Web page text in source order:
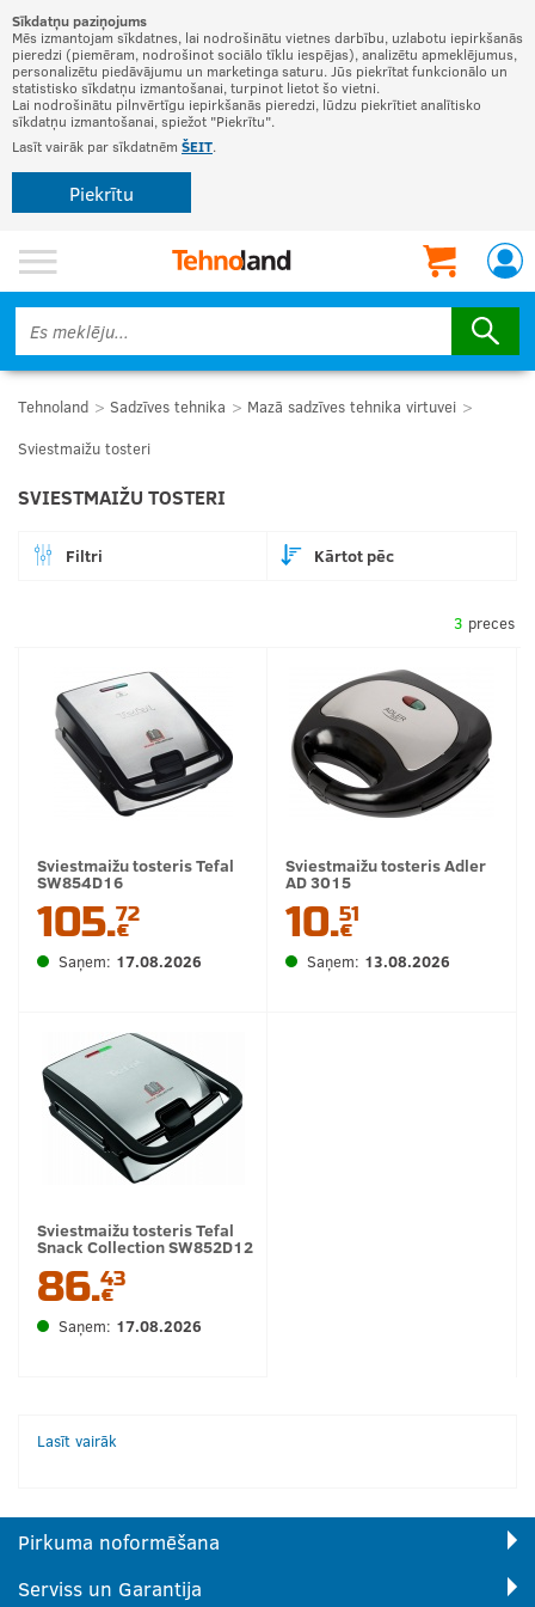
Sīkdatņu paziņojums
Mēs izmantojam sīkdatnes, lai nodrošinātu vietnes darbību, uzlabotu iepirkšanās
pieredzi (piemēram, nodrošinot sociālo tīklu iespējas), analizētu apmeklējumus,
personalizētu piedāvājumu un marketinga saturu. Jūs piekrītat funkcionālo un
statistisko sīkdatņu izmantošanai, turpinot lietot šo vietni.
Lai nodrošinātu pilnvērtīgu iepirkšanās pieredzi, lūdzu piekrītiet analītisko
sīkdatņu izmantošanai, spiežot "Piekrītu".
Lasīt vairāk par sīkdatnēm ŠEIT.
Piekrītu
Tehnoland Sadzīves tehnika
Mazā sadzīves tehnika virtuvei
Sviestmaižu tosteri
SVIESTMAIŽU TOSTERI
Filtri Kārtot pēc
3 preces
Sviestmaižu tosteris Tefal
SW854D16
105.72
€
Saņem: 17.08.2026
Sviestmaižu tosteris Adler
AD 3015
10.51
€
Saņem: 13.08.2026
Sviestmaižu tosteris Tefal
Snack Collection SW852D12
86.43
€
Saņem: 17.08.2026
Lasīt vairāk
Pirkuma noformēšana
Serviss un Garantija